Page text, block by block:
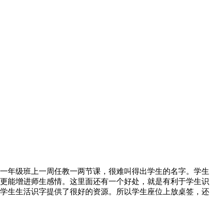
年级班上一周任教一两节课，很难叫得出学生的名字。学生
能增进师生感情。这里面还有一个好处，就是有利于学生识
生生活识字提供了很好的资源。所以学生座位上放桌签，还